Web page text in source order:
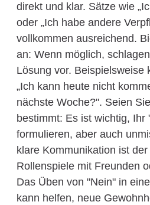
direkt und klar. Sätze wie
oder „Ich habe andere
vollkommen ausreichend.
an: Wenn möglich,
Lösung vor. Beispielsweise
„Ich kann heute nicht
nächste Woche?". Seien
bestimmt: Es ist wichtig, Ihr
formulieren, aber auch
klare Kommunikation ist
Rollenspiele mit Freunden
Das Üben von "Nein" in
kann helfen, neue